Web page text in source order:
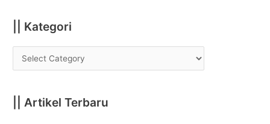
|| Kategori
|| Artikel Terbaru